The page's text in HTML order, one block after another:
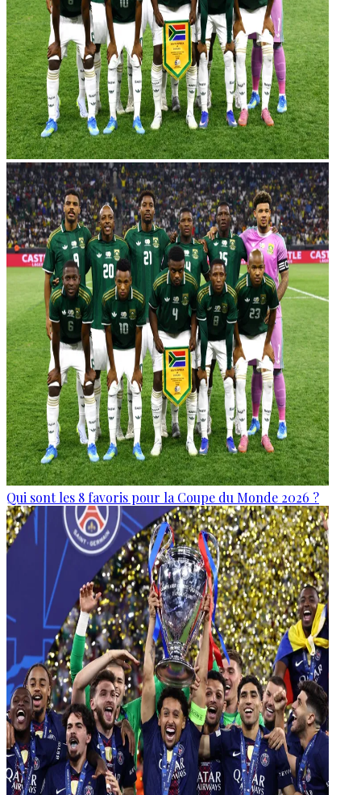
Qui sont les 8 favoris pour la Coupe du Monde 2026 ?